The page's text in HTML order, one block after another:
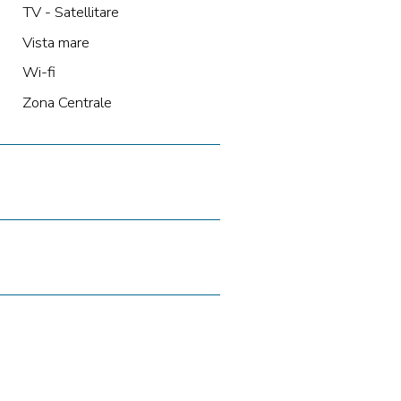
TV - Satellitare
Vista mare
Wi-fi
Zona Centrale